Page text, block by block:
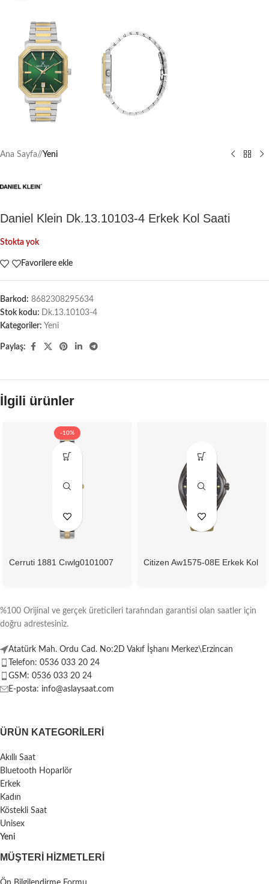
Ana Sayfa/ Yeni
Daniel Klein Dk.13.10103-4 Erkek Kol Saati
Stokta yok
Favorilere ekle
Barkod: 8682308295634
Stok kodu:
Dk.13.10103-4
Kategoriler: Yeni
Paylaş:
İlgili ürünler
-10%
Cerruti 1881 Cıwlg0101007
Citizen Aw1575-08E Erkek Kol
%100 Orijinal ve gerçek üreticileri tarafından garantisi olan saatler için
doğru adrestesiniz.
Atatürk Mah. Ordu Cad. No:2D Vakıf İşhanı Merkez\Erzincan
Telefon: 0536 033 20 24
GSM: 0536 033 20 24
E-posta: info@aslaysaat.com
ÜRÜN KATEGORILERI
Akıllı Saat
Bluetooth Hoparlör
Erkek
Kadın
Köstekli Saat
Unisex
Yeni
MÜŞTERI HIZMETLERI